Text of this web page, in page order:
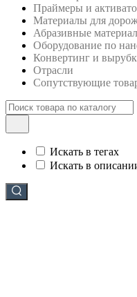
Праймеры и
Материалы для
Абразивные
Оборудование по
Конвертинг и
Отрасли
Сопутствующие
Искать в тегах
Искать в